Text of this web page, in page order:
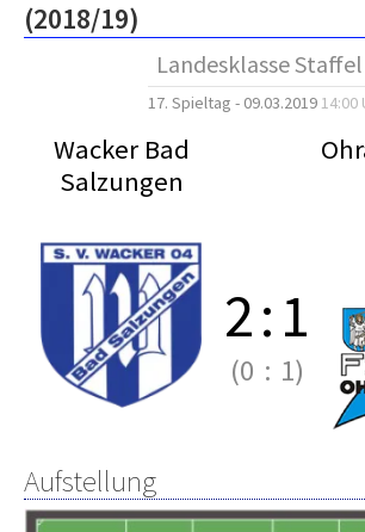
(2018/19)
Landesklasse
17. Spieltag - 09.03.2019 14:00
Wacker Bad
Salzungen
2:1
(0 : 1)
Aufstellung